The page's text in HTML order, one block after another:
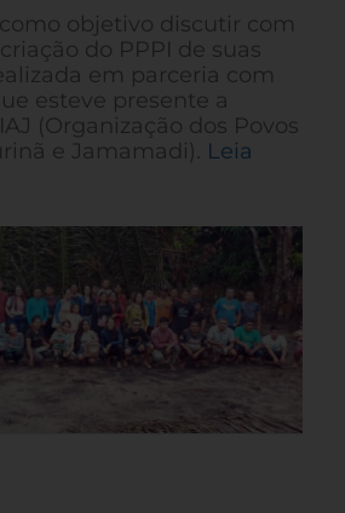
objetivo discutir com
do PPPI de suas
em parceria com
esteve presente a
(Organização dos Povos
e Jamamadi). Leia